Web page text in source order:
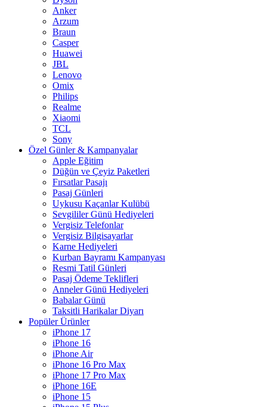
Anker
Arzum
Braun
Casper
Huawei
JBL
Lenovo
Omix
Philips
Realme
Xiaomi
TCL
Sony
Özel Günler & Kampanyalar
Apple Eğitim
Düğün ve Çeyiz Paketleri
Fırsatlar Pasajı
Pasaj Günleri
Uykusu Kaçanlar Kulübü
Sevgililer Günü Hediyeleri
Vergisiz Telefonlar
Vergisiz Bilgisayarlar
Karne Hediyeleri
Kurban Bayramı Kampanyası
Resmi Tatil Günleri
Pasaj Ödeme Teklifleri
Anneler Günü Hediyeleri
Babalar Günü
Taksitli Harikalar Diyarı
Popüler Ürünler
iPhone 17
iPhone 16
iPhone Air
iPhone 16 Pro Max
iPhone 17 Pro Max
iPhone 16E
iPhone 15